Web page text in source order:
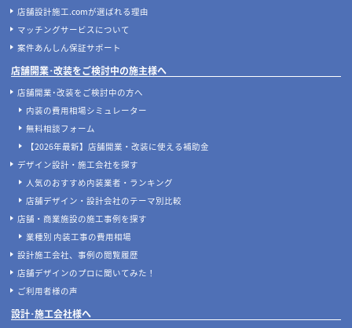
店舗設計施工.comが選ばれる理由
マッチングサービスについて
案件あんしん保証サポート
店舗開業･改装をご検討中の施主様へ
店舗開業･改装をご検討中の方へ
内装の費用相場シミュレーター
無料相談フォーム
【2026年最新】店舗開業・改装に使える補助金
デザイン設計・施工会社を探す
人気のおすすめ内装業者・ランキング
店舗デザイン・設計会社のテーマ別比較
店舗・商業施設の施工事例を探す
業種別 内装工事の費用相場
設計施工会社、事例の閲覧履歴
店舗デザインのプロに聞いてみた！
ご利用者様の声
設計･施工会社様へ